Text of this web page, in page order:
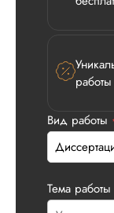
Вид работы
Тема работы